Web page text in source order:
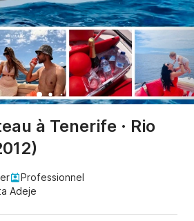
à Tenerife · Rio
Professionnel
Adeje